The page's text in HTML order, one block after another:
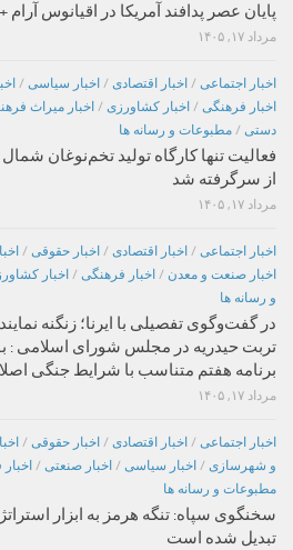
پایان عصر پدافند آمریکا در اقیانوس
مرداد ۱۷, ۱۴۰۵
اخبار اجتماعی / اخبار اقتصادی / اخبار سیاسی /
اخبار فرهنگی / اخبار کشاورزی / اخبار میراث
دستی / مطبوعات و رسانه ها
فعالیت تنها کارگاه تولید تخم‌نوغان
از سرگرفته شد
مرداد ۱۷, ۱۴۰۵
اخبار اجتماعی / اخبار اقتصادی / اخبار حقوقی /
اخبار صنعت و معدن / اخبار فرهنگی / اخبار
و رسانه ها
در گفت‌وگوی تفصیلی با ایرنا؛ زنگنه
برنامه هفتم متناسب با شرایط جنگی
مرداد ۱۷, ۱۴۰۵
اخبار اجتماعی / اخبار اقتصادی / اخبار حقوقی /
و شهرسازی / اخبار سیاسی / اخبار صنعتی /
مطبوعات و رسانه ها
سخنگوی سپاه: تنگه هرمز به ابزار
تبدیل شده است